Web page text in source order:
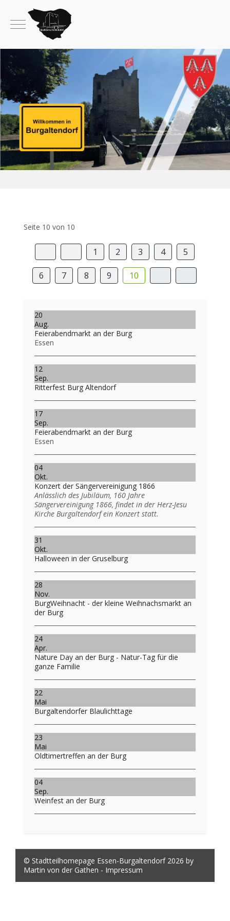
Mobile Menu Toggle
Seite 10 von 10
1 2 3 4 5
6 7 8 9 10
20
Aug.
Feierabendmarkt an der Burg
Essen
12
Sep.
Ritterfest Burg Altendorf
17
Sep.
Feierabendmarkt an der Burg
Essen
04
Okt.
Konzert der Sängervereinigung 1866
Anlässlich des Jubiläum, 160 Jahre
Sängervereinigung 1866, findet in der Herz-Jesu
Kirche Burgaltendorf ein Konzert statt.
31
Okt.
Halloween in der Gruselburg
28
Nov.
BurgWeihnacht - der kleine Weihnachsmarkt an
der Burg
24
Apr.
Nature Day an der Burg - Natur-Tag für die
ganze Familie
22
Mai
Burgaltendorfer Blaulichttage
23
Mai
Oldtimertreffen an der Burg
04
Sep.
Weinfest an der Burg
© Stadtteilhomepage Essen-Burgaltendorf 2026 by
Martin von der Gathen - Impressum